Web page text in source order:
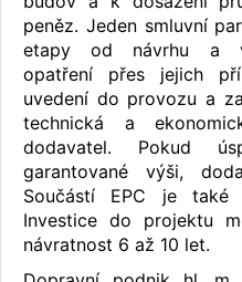
peněz. Jeden smluvní
etapy od návrhu a
opatření přes jejich
uvedení do provozu a
technická a
dodavatel. Pokud
garantované výši,
Součástí EPC je také
Investice do projektu
návratnost 6 až 10 let.